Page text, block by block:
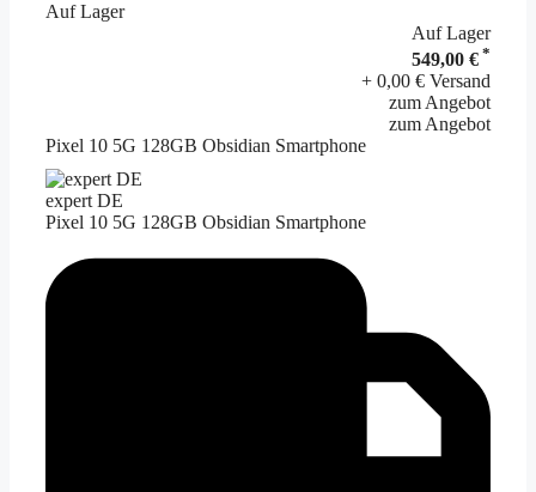
Auf Lager
Auf Lager
549,00 € *
+ 0,00 € Versand
zum Angebot
zum Angebot
Pixel 10 5G 128GB Obsidian Smartphone
expert DE
Pixel 10 5G 128GB Obsidian Smartphone